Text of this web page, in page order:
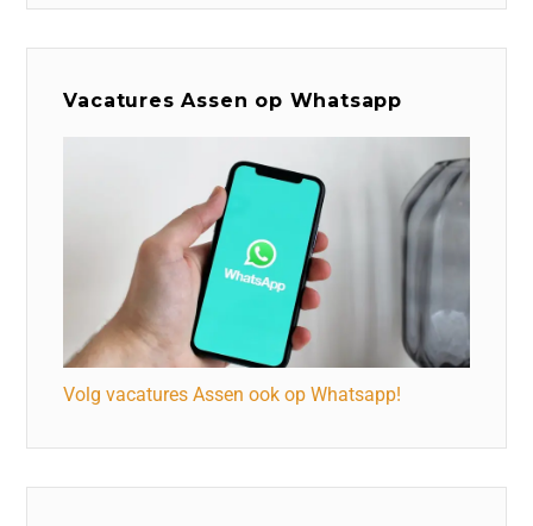
Vacatures Assen op Whatsapp
Volg vacatures Assen ook op Whatsapp!